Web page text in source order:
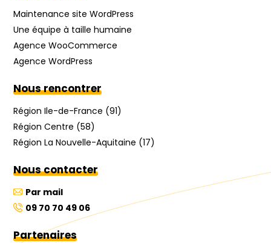
Maintenance site WordPress
Une équipe à taille humaine
Agence WooCommerce
Agence WordPress
Nous rencontrer
Région Ile-de-France (91)
Région Centre (58)
Région La Nouvelle-Aquitaine (17)
Nous contacter
Par mail
09 70 70 49 06
Partenaires